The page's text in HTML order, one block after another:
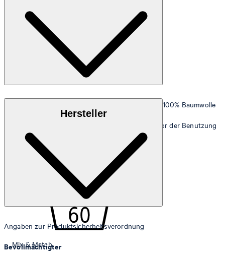
Extraweiche, saugfähige Walkfrottier-Qualität aus 100% Baumwolle
Für die perfekte Entfaltung der Frottee-Qualität vor der Benutzung
weichwaschen
Hersteller
Angaben zur Produktsicherheitsverordnung
Bevollmächtigter
Mix & Match